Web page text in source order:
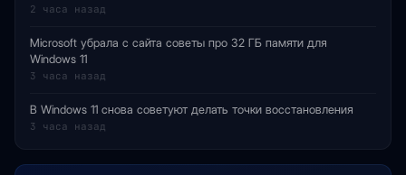
2 часа назад
Microsoft убрала с сайта советы про 32 ГБ памяти для
Windows 11
3 часа назад
В Windows 11 снова советуют делать точки восстановления
3 часа назад